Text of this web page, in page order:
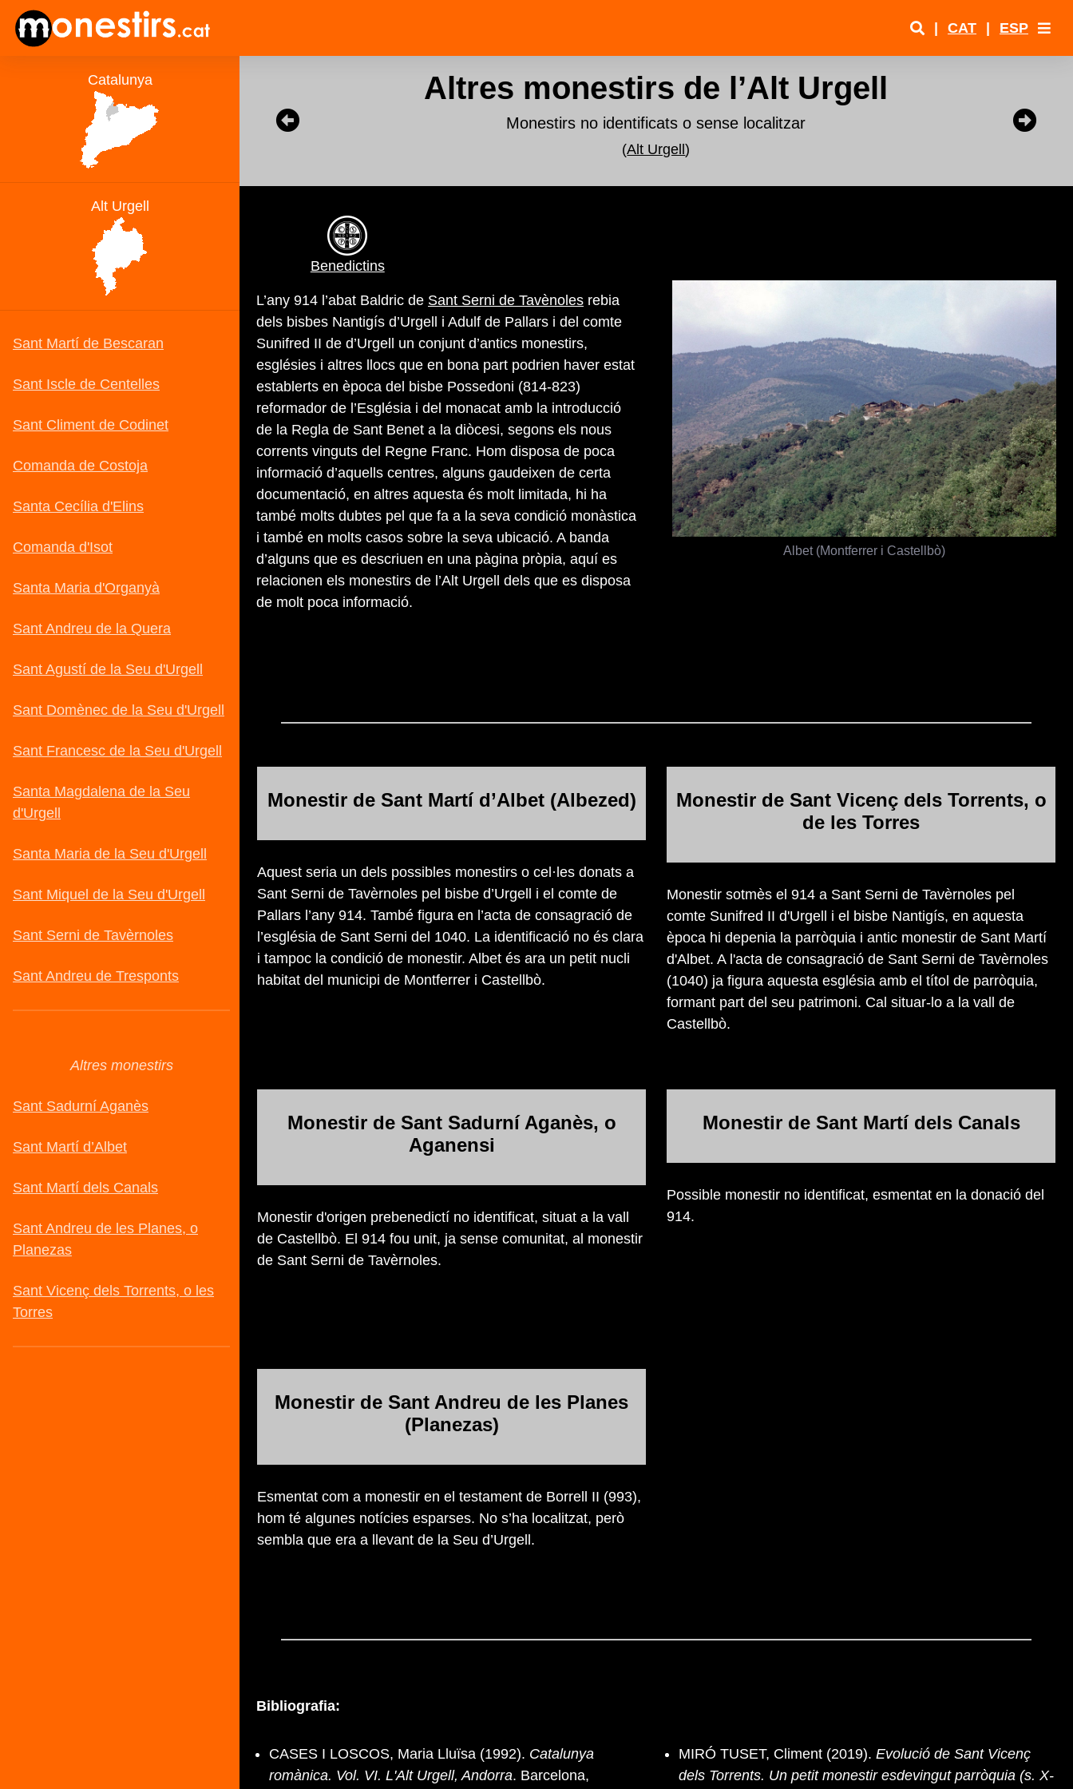
| CAT | ESP
Altres monestirs de l’Alt Urgell
Monestirs no identificats o sense localitzar
(Alt Urgell)
Albet (Montferrer i Castellbò)
Benedictins
L’any 914 l’abat Baldric de Sant Serni de Tavènoles rebia
dels bisbes Nantigís d’Urgell i Adulf de Pallars i del comte
Sunifred II de d’Urgell un conjunt d’antics monestirs,
esglésies i altres llocs que en bona part podrien haver estat
establerts en època del bisbe Possedoni (814-823)
reformador de l’Església i del monacat amb la introducció
de la Regla de Sant Benet a la diòcesi, segons els nous
corrents vinguts del Regne Franc. Hom disposa de poca
informació d’aquells centres, alguns gaudeixen de certa
documentació, en altres aquesta és molt limitada, hi ha
també molts dubtes pel que fa a la seva condició monàstica
i també en molts casos sobre la seva ubicació. A banda
d’alguns que es descriuen en una pàgina pròpia, aquí es
relacionen els monestirs de l’Alt Urgell dels que es disposa
de molt poca informació.
Monestir de Sant Martí d’Albet (Albezed)
Aquest seria un dels possibles monestirs o cel·les donats a
Sant Serni de Tavèrnoles pel bisbe d’Urgell i el comte de
Pallars l’any 914. També figura en l’acta de consagració de
l’església de Sant Serni del 1040. La identificació no és clara
i tampoc la condició de monestir. Albet és ara un petit nucli
habitat del municipi de Montferrer i Castellbò.
Monestir de Sant Vicenç dels Torrents, o
de les Torres
Monestir sotmès el 914 a Sant Serni de Tavèrnoles pel
comte Sunifred II d'Urgell i el bisbe Nantigís, en aquesta
època hi depenia la parròquia i antic monestir de Sant Martí
d'Albet. A l'acta de consagració de Sant Serni de Tavèrnoles
(1040) ja figura aquesta església amb el títol de parròquia,
formant part del seu patrimoni. Cal situar-lo a la vall de
Castellbò.
Monestir de Sant Sadurní Aganès, o
Aganensi
Monestir d'origen prebenedictí no identificat, situat a la vall
de Castellbò. El 914 fou unit, ja sense comunitat, al monestir
de Sant Serni de Tavèrnoles.
Monestir de Sant Martí dels Canals
Possible monestir no identificat, esmentat en la donació del
914.
Monestir de Sant Andreu de les Planes
(Planezas)
Esmentat com a monestir en el testament de Borrell II (993),
hom té algunes notícies esparses. No s’ha localitzat, però
sembla que era a llevant de la Seu d’Urgell.
Bibliografia:
CASES I LOSCOS, Maria Lluïsa (1992). Catalunya
romànica. Vol. VI. L'Alt Urgell, Andorra. Barcelona,
MIRÓ TUSET, Climent (2019). Evolució de Sant Vicenç
dels Torrents. Un petit monestir esdevingut parròquia (s. X-